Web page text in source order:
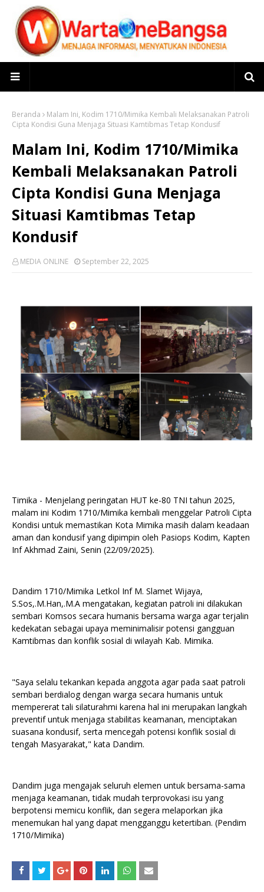
Beranda
Malam Ini, Kodim 1710/Mimika Kembali Melaksanakan Patroli
Cipta Kondisi Guna Menjaga Situasi Kamtibmas Tetap Kondusif
Malam Ini, Kodim 1710/Mimika
Kembali Melaksanakan Patroli
Cipta Kondisi Guna Menjaga
Situasi Kamtibmas Tetap
Kondusif
MEDIA ONLINE September 22, 2025
Timika - Menjelang peringatan HUT ke-80 TNI tahun 2025,
malam ini Kodim 1710/Mimika kembali menggelar Patroli Cipta
Kondisi untuk memastikan Kota Mimika masih dalam keadaan
aman dan kondusif yang dipimpin oleh Pasiops Kodim, Kapten
Inf Akhmad Zaini, Senin (22/09/2025).
Dandim 1710/Mimika Letkol Inf M. Slamet Wijaya,
S.Sos,.M.Han,.M.A mengatakan, kegiatan patroli ini dilakukan
sembari Komsos secara humanis bersama warga agar terjalin
kedekatan sebagai upaya meminimalisir potensi gangguan
Kamtibmas dan konflik sosial di wilayah Kab. Mimika.
"Saya selalu tekankan kepada anggota agar pada saat patroli
sembari berdialog dengan warga secara humanis untuk
mempererat tali silaturahmi karena hal ini merupakan langkah
preventif untuk menjaga stabilitas keamanan, menciptakan
suasana kondusif, serta mencegah potensi konflik sosial di
tengah Masyarakat," kata Dandim.
Dandim juga mengajak seluruh elemen untuk bersama-sama
menjaga keamanan, tidak mudah terprovokasi isu yang
berpotensi memicu konflik, dan segera melaporkan jika
menemukan hal yang dapat mengganggu ketertiban. (Pendim
1710/Mimika)